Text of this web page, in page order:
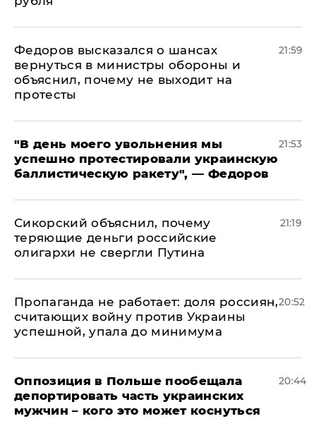
Федоров высказался о шансах
вернуться в министры обороны и
объяснил, почему не выходит на
протесты
21:59
​"В день моего увольнения мы
успешно протестировали украинскую
баллистическую ракету", — Федоров
21:53
Сикорский объяснил, почему
теряющие деньги российские
олигархи не свергли Путина
21:19
​Пропаганда не работает: доля россиян,
считающих войну против Украины
успешной, упала до минимума
20:52
Оппозиция в Польше пообещала
депортировать часть украинских
мужчин – кого это может коснуться
20:44